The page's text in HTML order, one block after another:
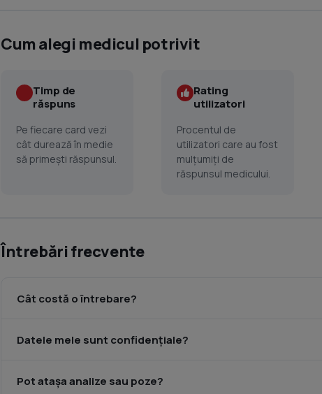
Cum alegi medicul potrivit
Timp de
răspuns
Pe fiecare card vezi
cât durează în medie
să primești răspunsul.
Rating
utilizatori
Procentul de
utilizatori care au fost
mulțumiți de
răspunsul medicului.
Întrebări frecvente
Cât costă o întrebare?
Datele mele sunt confidențiale?
Pot atașa analize sau poze?